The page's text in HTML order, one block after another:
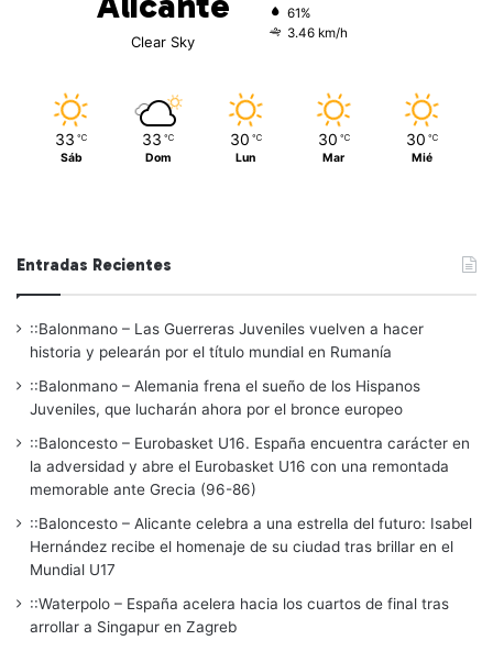
Clear Sky
61%
3.46 km/h
33 ℃
Sáb
33 ℃
Dom
30 ℃
Lun
30 ℃
Mar
30 ℃
Mié
Entradas Recientes
::Balonmano – Las Guerreras Juveniles vuelven a hacer
historia y pelearán por el título mundial en Rumanía
::Balonmano – Alemania frena el sueño de los Hispanos
Juveniles, que lucharán ahora por el bronce europeo
::Baloncesto – Eurobasket U16. España encuentra carácter en
la adversidad y abre el Eurobasket U16 con una remontada
memorable ante Grecia (96-86)
::Baloncesto – Alicante celebra a una estrella del futuro: Isabel
Hernández recibe el homenaje de su ciudad tras brillar en el
Mundial U17
::Waterpolo – España acelera hacia los cuartos de final tras
arrollar a Singapur en Zagreb